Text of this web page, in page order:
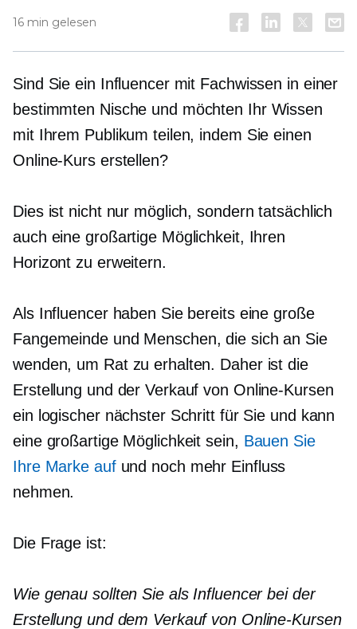
16 min gelesen
Sind Sie ein Influencer mit Fachwissen in einer
bestimmten Nische und möchten Ihr Wissen
mit Ihrem Publikum teilen, indem Sie einen
Online-Kurs erstellen?
Dies ist nicht nur möglich, sondern tatsächlich
auch eine großartige Möglichkeit, Ihren
Horizont zu erweitern.
Als Influencer haben Sie bereits eine große
Fangemeinde und Menschen, die sich an Sie
wenden, um Rat zu erhalten. Daher ist die
Erstellung und der Verkauf von Online-Kursen
ein logischer nächster Schritt für Sie und kann
eine großartige Möglichkeit sein, Bauen Sie
Ihre Marke aufund noch mehr Einfluss
nehmen.
Die Frage ist:
Wie genau sollten Sie als Influencer bei der
Erstellung und dem Verkauf von Online-Kursen